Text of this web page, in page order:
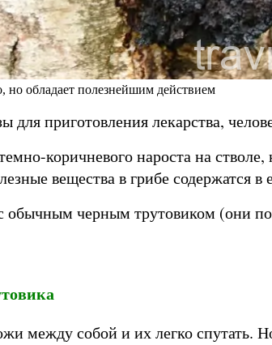
но обладает полезнейшим действием
для приготовления лекарства,
коричневого нароста на
вещества в грибе содержатся
обычным черным трутовиком (они
между собой и их легко спутать.